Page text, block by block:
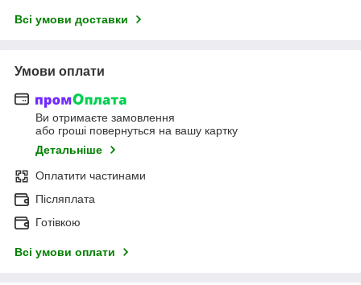
Всі умови доставки
Умови оплати
Ви отримаєте замовлення
або гроші повернуться на вашу картку
Детальніше
Оплатити частинами
Післяплата
Готівкою
Всі умови оплати